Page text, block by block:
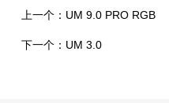
上一个： UM 9.0 PRO RGB
下一个： UM 3.0